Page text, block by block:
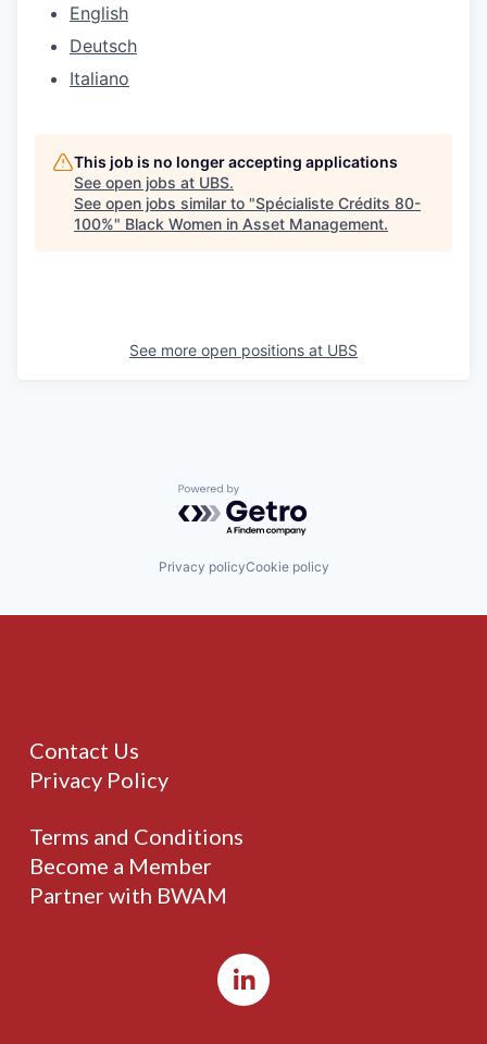
English
Deutsch
Italiano
This job is no longer accepting applications
See open jobs at UBS.
See open jobs similar to "Spécialiste Crédits 80-
100%" Black Women in Asset Management.
See more open positions at UBS
Powered by Getro.com
Privacy policyCookie policy
Contact Us
Privacy Policy
Terms and Conditions
Become a Member
Partner with BWAM